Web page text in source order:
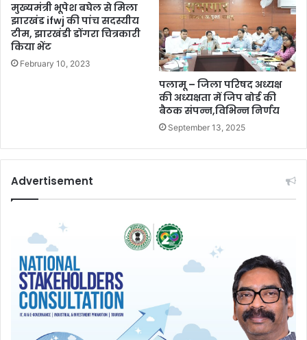
मुख्यमंत्री भूपेश बघेल से मिला
झारखंड ifwj की पांच सदस्यीय
टीम, झारखंडी डोंगरा चित्रकारी
किया भेंट
February 10, 2023
पलामू – जिला परिषद अध्यक्ष
की अध्यक्षता में जिप बोर्ड की
बैठक संपन्न,विभिन्न निर्णय
September 13, 2025
Advertisement